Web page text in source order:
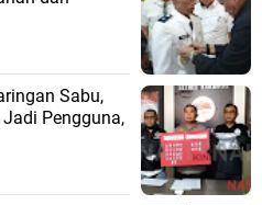
Sabu,
Pengguna,